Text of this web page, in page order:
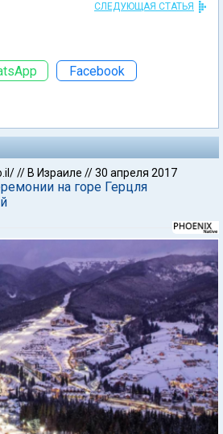
СЛЕДУЮЩАЯ СТАТЬЯ
Facebook
// В Израиле //30 апреля 2017
на горе Герцля